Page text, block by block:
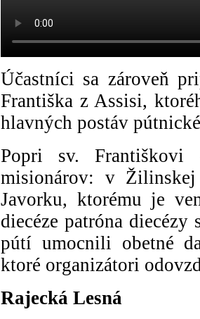
Účastníci sa zároveň
Františka z Assisi,
hlavných postáv
Popri sv.
misionárov: v Žilinskej
Javorku, ktorému je
diecéze patróna
pútí umocnili obetné
ktoré organizátori
Rajecká Lesná